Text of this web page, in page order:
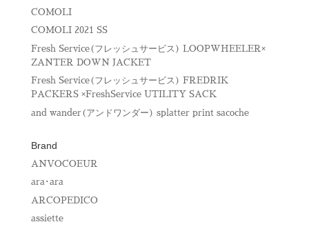
)
COMOLI
COMOLI 2021 SS
Fresh Service(フレッシュサービス) LOOPWHEELER×
ZANTER DOWN JACKET
Fresh Service(フレッシュサービス) FREDRIK
PACKERS ×FreshService UTILITY SACK
and wander(アンドワンダー) splatter print sacoche
Brand
ANVOCOEUR
ara･ara
ARCOPEDICO
assiette